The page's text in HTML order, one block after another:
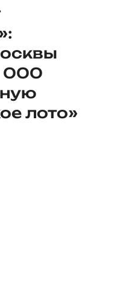
000
лото»